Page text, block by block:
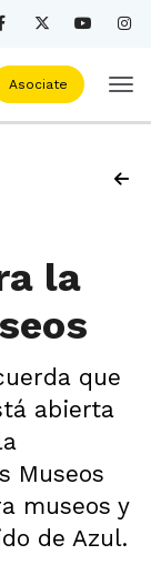
Asociate
la
que
abierta
Museos
museos y
de Azul.